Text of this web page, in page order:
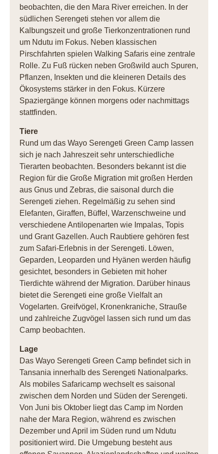
beobachten, die den Mara River erreichen. In der
südlichen Serengeti stehen vor allem die
Kalbungszeit und große Tierkonzentrationen rund
um Ndutu im Fokus. Neben klassischen
Pirschfahrten spielen Walking Safaris eine zentrale
Rolle. Zu Fuß rücken neben Großwild auch Spuren,
Pflanzen, Insekten und die kleineren Details des
Ökosystems stärker in den Fokus. Kürzere
Spaziergänge können morgens oder nachmittags
stattfinden.
Tiere
Rund um das Wayo Serengeti Green Camp lassen
sich je nach Jahreszeit sehr unterschiedliche
Tierarten beobachten. Besonders bekannt ist die
Region für die Große Migration mit großen Herden
aus Gnus und Zebras, die saisonal durch die
Serengeti ziehen. Regelmäßig zu sehen sind
Elefanten, Giraffen, Büffel, Warzenschweine und
verschiedene Antilopenarten wie Impalas, Topis
und Grant Gazellen. Auch Raubtiere gehören fest
zum Safari-Erlebnis in der Serengeti. Löwen,
Geparden, Leoparden und Hyänen werden häufig
gesichtet, besonders in Gebieten mit hoher
Tierdichte während der Migration. Darüber hinaus
bietet die Serengeti eine große Vielfalt an
Vogelarten. Greifvögel, Kronenkraniche, Strauße
und zahlreiche Zugvögel lassen sich rund um das
Camp beobachten.
Lage
Das Wayo Serengeti Green Camp befindet sich in
Tansania innerhalb des Serengeti Nationalparks.
Als mobiles Safaricamp wechselt es saisonal
zwischen dem Norden und Süden der Serengeti.
Von Juni bis Oktober liegt das Camp im Norden
nahe der Mara Region, während es zwischen
Dezember und April im Süden rund um Ndutu
positioniert wird. Die Umgebung besteht aus